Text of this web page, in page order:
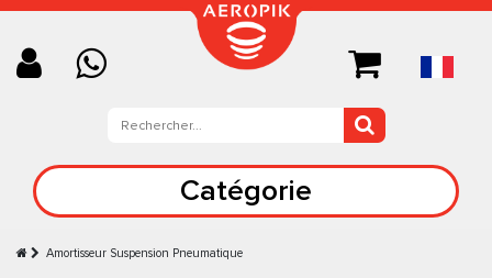
Catégorie
Amortisseur Suspension Pneumatique